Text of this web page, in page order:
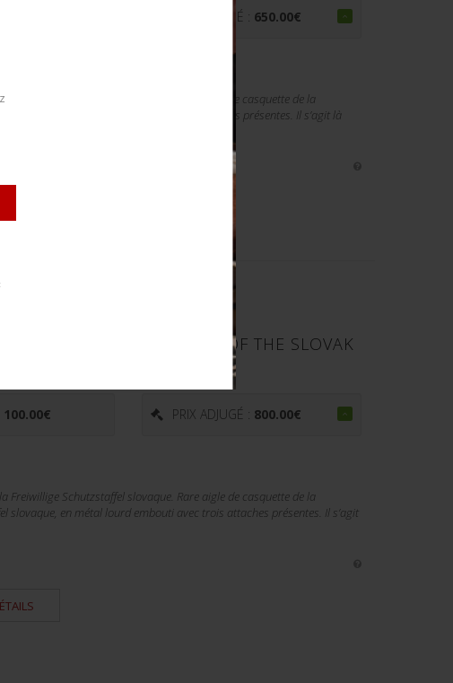
PRIX ADJUGÉ : 650.00€
Freiwillige Schutzstaffel slovaque. Rare aigle de casquette de la
slovaque, en métal embouti avec trois attaches présentes. Il s’agit là
SLOVAQUE. CAP EAGLE OF THE SLOVAK
100.00€ PRIX ADJUGÉ : 800.00€
Freiwillige Schutzstaffel slovaque. Rare aigle de casquette de la
slovaque, en métal lourd embouti avec trois attaches présentes. Il s’agit